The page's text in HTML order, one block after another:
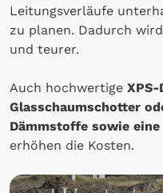
Leitungsverläufe
zu planen. Dadurch
und teurer.
Auch hochwertige XPS-
Glasschaumschotter
Dämmstoffe sowie
erhöhen die Kosten.